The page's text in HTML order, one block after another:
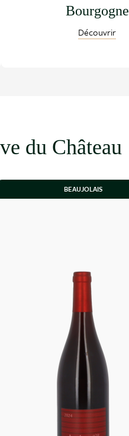
Bourgogne
Découvrir
du Château
BEAUJOLAIS